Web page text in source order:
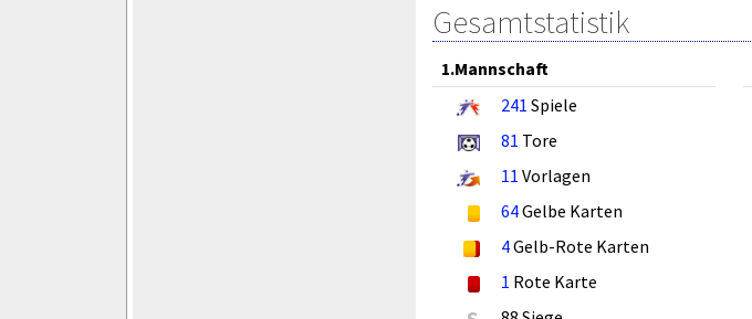
Gesamtstatistik
1.Mannschaft
241 Spiele
81 Tore
11 Vorlagen
64Gelbe Karten
4Gelb-Rote Karten
1 Rote Karte